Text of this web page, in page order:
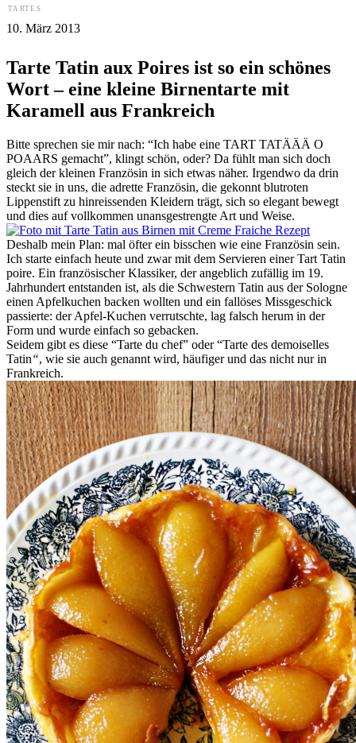
TARTES
10. März 2013
Tarte Tatin aux Poires ist so ein schönes
Wort – eine kleine Birnentarte mit
Karamell aus Frankreich
Bitte sprechen sie mir nach: “Ich habe eine TART TATÄÄÄ O
POAARS gemacht”, klingt schön, oder? Da fühlt man sich doch
gleich der kleinen Französin in sich etwas näher. Irgendwo da drin
steckt sie in uns, die adrette Französin, die gekonnt blutroten
Lippenstift zu hinreissenden Kleidern trägt, sich so elegant bewegt
und dies auf vollkommen unansgestrengte Art und Weise.
Deshalb mein Plan: mal öfter ein bisschen wie eine Französin sein.
Ich starte einfach heute und zwar mit dem Servieren einer Tart Tatin
poire. Ein französischer Klassiker, der angeblich zufällig im 19.
Jahrhundert entstanden ist, als die Schwestern Tatin aus der Sologne
einen Apfelkuchen backen wollten und ein fallöses Missgeschick
passierte: der Apfel-Kuchen verrutschte, lag falsch herum in der
Form und wurde einfach so gebacken.
Seidem gibt es diese “Tarte du chef” oder “Tarte des demoiselles
Tatin“, wie sie auch genannt wird, häufiger und das nicht nur in
Frankreich.